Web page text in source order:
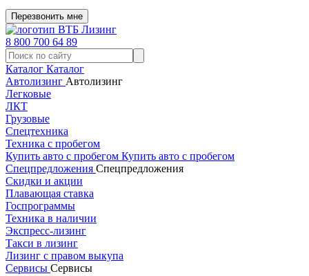
Перезвонить мне
8 800 700 64 89
Каталог Каталог
Автолизинг Автолизинг
Легковые
ЛКТ
Грузовые
Спецтехника
Техника с пробегом
Купить авто с пробегом Купить авто с пробегом
Спецпредложения Спецпредложения
Скидки и акции
Плавающая ставка
Госпрограммы
Техника в наличии
Экспресс-лизинг
Такси в лизинг
Лизинг с правом выкупа
Сервисы Сервисы